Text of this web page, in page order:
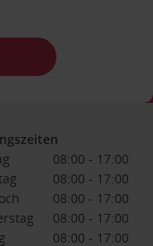
08:00 - 17:00
08:00 - 17:00
08:00 - 17:00
08:00 - 17:00
08:00 - 17:00